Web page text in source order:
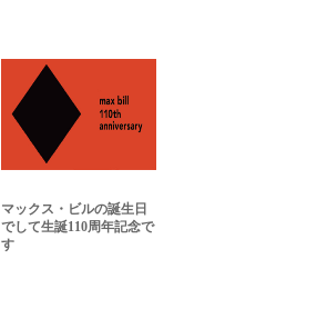
マックス・ビルの誕生日
でして生誕110周年記念で
す